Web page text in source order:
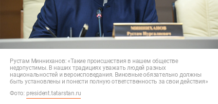
Рустам Минниханов: «Такие происшествия в нашем обществе
недопустимы. В наших традициях уважать людей разных
национальностей и вероисповедания. Виновные обязательно должны
быть установлены и понести полную ответственность за свои действия»
Фото: president.tatarstan.ru